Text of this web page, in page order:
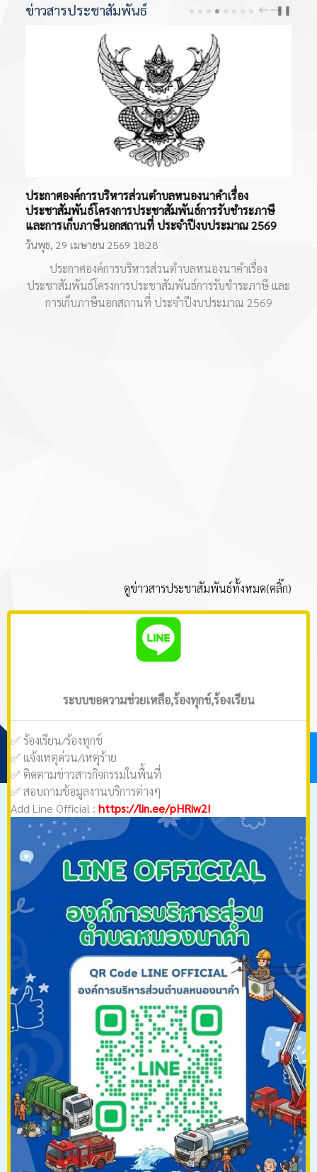
ข่าวสารประชาสัมพันธ์ PREV
NEXT
❚❚
ขั้นตอนการแจ้งเรื่องร้องเรียนผ่าน LINE
วันอังคาร, 31 มีนาคม 2569 15:03
ดูข่าวสารประชาสัมพันธ์ทั้งหมด(คลิ๊ก)
ระบบขอความช่วยเหลือ,ร้องทุกข์,ร้องเรียน
✅ ร้องเรียน/ร้องทุกข์
✅ แจ้งเหตุด่วน/เหตุร้าย
✅ ติดตามข่าวสารกิจกรรมในพื้นที่
✅ สอบถามข้อมูลงานบริการต่างๆ
Add Line Official : https://lin.ee/pHRiw2I